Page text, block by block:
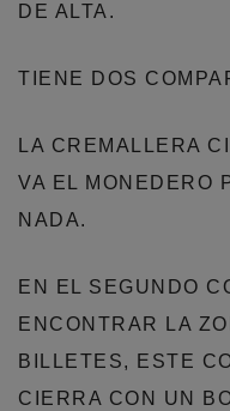
DE ALTA.
TIENE DOS
LA CREMALLERA
VA EL MONEDERO
NADA.
EN EL SEGUNDO
ENCONTRAR LA
BILLETES, ESTE
CIERRA CON UN